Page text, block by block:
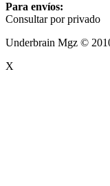
Para envíos:
Consultar por privado
Underbrain Mgz ©
X